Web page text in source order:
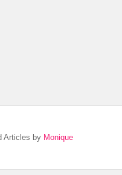
Articles by Monique